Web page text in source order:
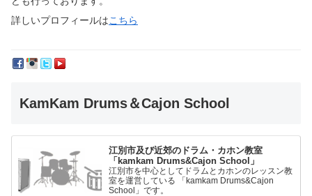
詳しいプロフィールはこちら
KamKam Drums＆Cajon School
江別市及び近郊のドラム・カホン教室
「kamkam Drums&Cajon School」
江別市を中心としてドラムとカホンのレッスン教
室を運営している 「kamkam Drums&Cajon
School」です。